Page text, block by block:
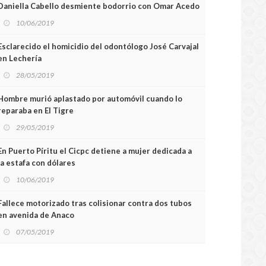
Cabello desmiente bodorrio con Omar Acedo
10/06/2019
el homicidio del odontólogo José Carvajal
Lechería
28/05/2019
murió aplastado por automóvil cuando lo
en El Tigre
29/05/2019
Puerto Píritu el Cicpc detiene a mujer dedicada a
estafa con dólares
10/06/2019
motorizado tras colisionar contra dos tubos
avenida de Anaco
07/05/2019